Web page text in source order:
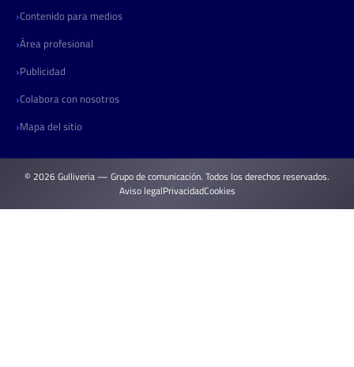
Contenido para medios
Área profesional
Publicidad
Colabora con nosotros
Mapa del sitio
© 2026 Gulliveria — Grupo de comunicación. Todos los derechos reservados.
Aviso legalPrivacidadCookies